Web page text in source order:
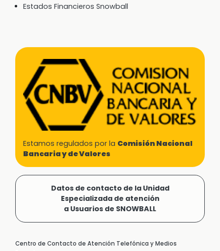
Estados Financieros Snowball
Estamos regulados por la Comisión Nacional
Bancaria y de Valores
Datos de contacto de la Unidad
Especializada de atención
a Usuarios de SNOWBALL
Centro de Contacto de Atención Telefónica y Medios